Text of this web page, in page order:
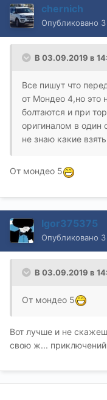
chernich
Опубликовано
В 03.09.2019 в
Все пишут что
от Мондео 4,но это
болтаются и при
оригиналом в один
не знаю какие
От мондео 5
Igor375375
Опубликовано
В 03.09.2019 в
От мондео 5
Вот лучше и не
свою ж...